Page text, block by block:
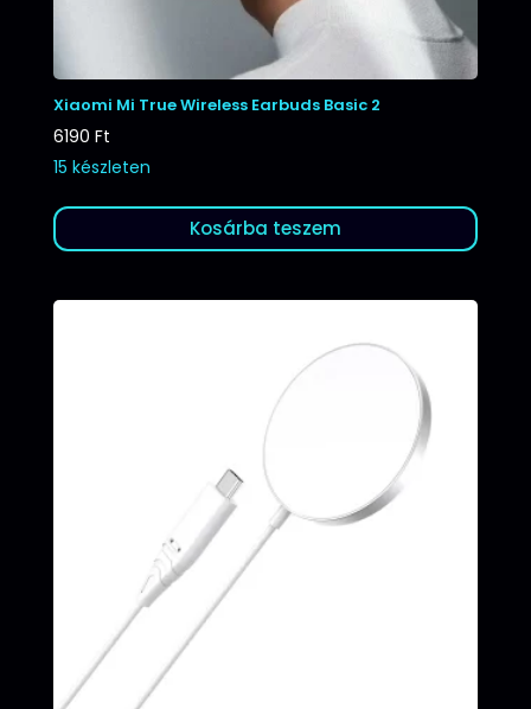
Xiaomi Mi True Wireless Earbuds Basic 2
6190 Ft
15 készleten
Kosárba teszem